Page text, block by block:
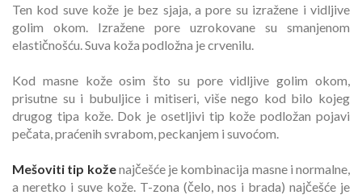
Ten kod suve kože je bez sjaja, a pore su izražene i vidljive
golim okom. Izražene pore uzrokovane su smanjenom
elastičnošću. Suva koža podložna je crvenilu.
Kod masne kože osim što su pore vidljive golim okom,
prisutne su i bubuljice i mitiseri, više nego kod bilo kojeg
drugog tipa kože. Dok je osetljivi tip kože podložan pojavi
pečata, praćenih svrabom, peckanjem i suvoćom.
Mešoviti tip koženajčešće je kombinacija masne i normalne,
a neretko i suve kože. T-zona (čelo, nos i brada) najčešće je